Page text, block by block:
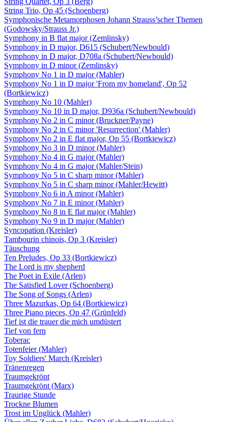
String Trio, Op 45 (Schoenberg)
Symphonische Metamorphosen Johann Strauss’scher Themen
(Godowsky/Strauss Jr.)
Symphony in B flat major (Zemlinsky)
Symphony in D major, D615 (Schubert/Newbould)
Symphony in D major, D708a (Schubert/Newbould)
Symphony in D minor (Zemlinsky)
Symphony No 1 in D major (Mahler)
Symphony No 1 in D major 'From my homeland', Op 52
(Bortkiewicz)
Symphony No 10 (Mahler)
Symphony No 10 in D major, D936a (Schubert/Newbould)
Symphony No 2 in C minor (Bruckner/Payne)
Symphony No 2 in C minor 'Resurrection' (Mahler)
Symphony No 2 in E flat major, Op 55 (Bortkiewicz)
Symphony No 3 in D minor (Mahler)
Symphony No 4 in G major (Mahler)
Symphony No 4 in G major (Mahler/Stein)
Symphony No 5 in C sharp minor (Mahler)
Symphony No 5 in C sharp minor (Mahler/Hewitt)
Symphony No 6 in A minor (Mahler)
Symphony No 7 in E minor (Mahler)
Symphony No 8 in E flat major (Mahler)
Symphony No 9 in D major (Mahler)
Syncopation (Kreisler)
Tambourin chinois, Op 3 (Kreisler)
Täuschung
Ten Preludes, Op 33 (Bortkiewicz)
The Lord is my shepherd
The Poet in Exile (Arlen)
The Satisfied Lover (Schoenberg)
The Song of Songs (Arlen)
Three Mazurkas, Op 64 (Bortkiewicz)
Three Piano pieces, Op 47 (Grünfeld)
Tief ist die trauer die mich umdüstert
Tief von fern
Toberac
Totenfeier (Mahler)
Toy Soldiers' March (Kreisler)
Tränenregen
Traumgekrönt
Traumgekrönt (Marx)
Traurige Stunde
Trockne Blumen
Trost im Unglück (Mahler)